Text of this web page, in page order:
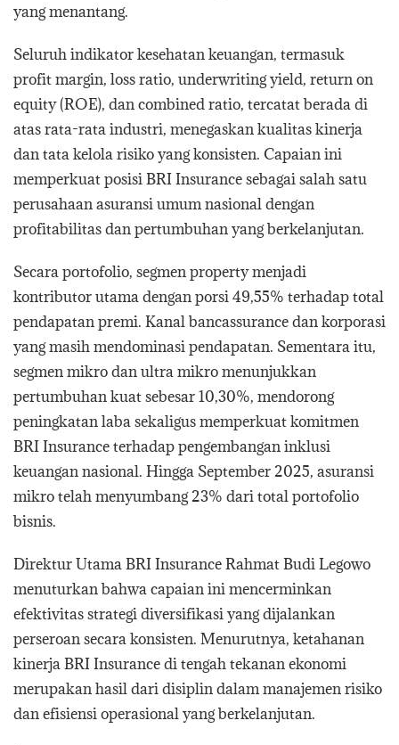
yang menantang.
Seluruh indikator kesehatan keuangan, termasuk
profit margin, loss ratio, underwriting yield, return on
equity (ROE), dan combined ratio, tercatat berada di
atas rata-rata industri, menegaskan kualitas kinerja
dan tata kelola risiko yang konsisten. Capaian ini
memperkuat posisi BRI Insurance sebagai salah satu
perusahaan asuransi umum nasional dengan
profitabilitas dan pertumbuhan yang berkelanjutan.
Secara portofolio, segmen property menjadi
kontributor utama dengan porsi 49,55% terhadap total
pendapatan premi. Kanal bancassurance dan korporasi
yang masih mendominasi pendapatan. Sementara itu,
segmen mikro dan ultra mikro menunjukkan
pertumbuhan kuat sebesar 10,30%, mendorong
peningkatan laba sekaligus memperkuat komitmen
BRI Insurance terhadap pengembangan inklusi
keuangan nasional. Hingga September 2025, asuransi
mikro telah menyumbang 23% dari total portofolio
bisnis.
Direktur Utama BRI Insurance Rahmat Budi Legowo
menuturkan bahwa capaian ini mencerminkan
efektivitas strategi diversifikasi yang dijalankan
perseroan secara konsisten. Menurutnya, ketahanan
kinerja BRI Insurance di tengah tekanan ekonomi
merupakan hasil dari disiplin dalam manajemen risiko
dan efisiensi operasional yang berkelanjutan.